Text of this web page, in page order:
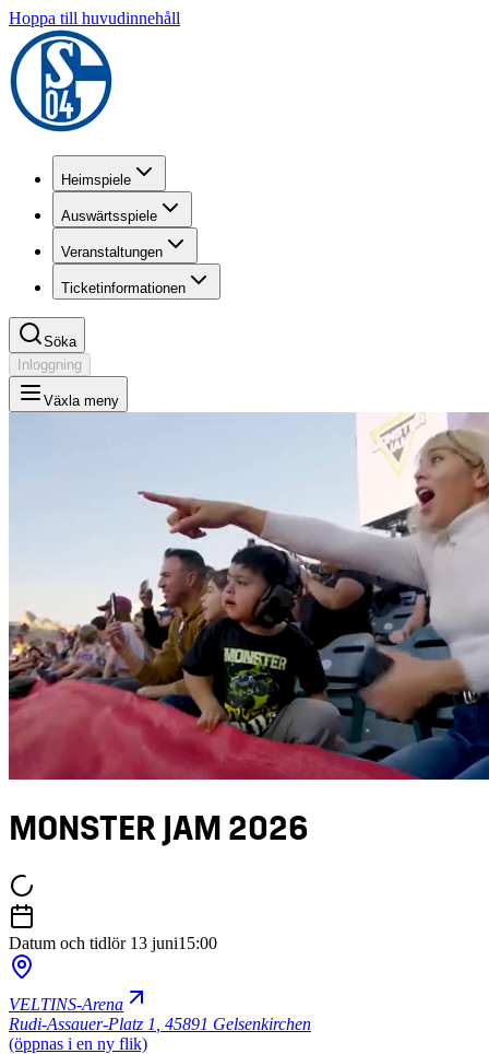
Hoppa till huvudinnehåll
Heimspiele
Auswärtsspiele
Veranstaltungen
Ticketinformationen
Söka
Inloggning
Växla meny
MONSTER JAM 2026
Datum och tidlör 13 juni15:00
VELTINS-Arena
Rudi-Assauer-Platz 1 45891 Gelsenkirchen
(öppnas i en ny flik)